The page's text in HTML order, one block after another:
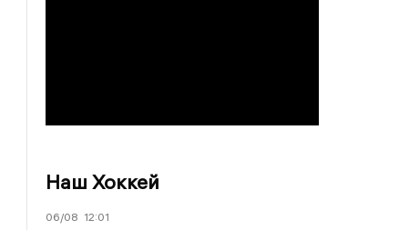
Наш Хоккей
06/08 12:01